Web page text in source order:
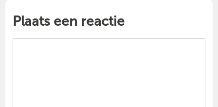
Plaats een reactie